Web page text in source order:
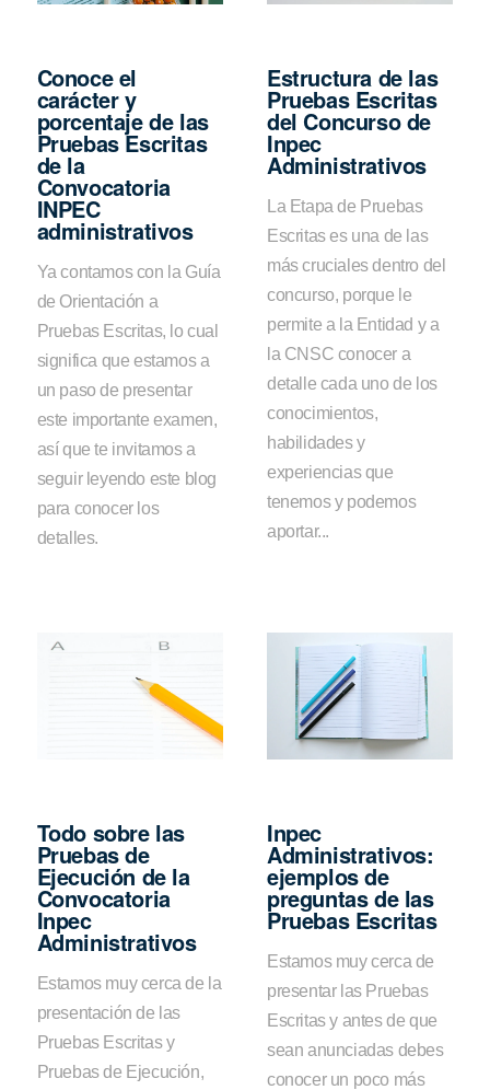
Conoce el
carácter y
porcentaje de las
Pruebas Escritas
de la
Convocatoria
INPEC
administrativos
Ya contamos con la Guía
de Orientación a
Pruebas Escritas, lo cual
significa que estamos a
un paso de presentar
este importante examen,
así que te invitamos a
seguir leyendo este blog
para conocer los
detalles.
Estructura de las
Pruebas Escritas
del Concurso de
Inpec
Administrativos
La Etapa de Pruebas
Escritas es una de las
más cruciales dentro del
concurso, porque le
permite a la Entidad y a
la CNSC conocer a
detalle cada uno de los
conocimientos,
habilidades y
experiencias que
tenemos y podemos
aportar...
Todo sobre las
Pruebas de
Ejecución de la
Convocatoria
Inpec
Administrativos
Estamos muy cerca de la
presentación de las
Pruebas Escritas y
Pruebas de Ejecución,
Inpec
Administrativos:
ejemplos de
preguntas de las
Pruebas Escritas
Estamos muy cerca de
presentar las Pruebas
Escritas y antes de que
sean anunciadas debes
conocer un poco más